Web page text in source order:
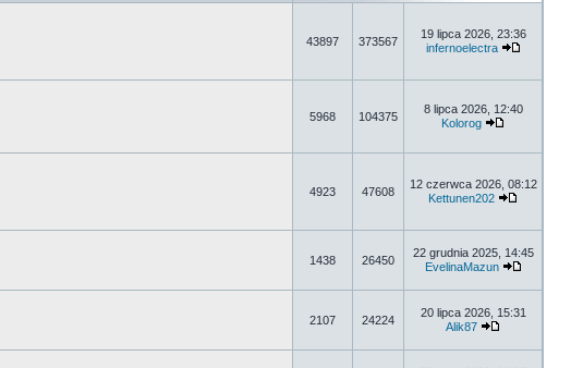
43897 373567
19 lipca 2026, 23:36
infernoelectra
5968 104375
8 lipca 2026, 12:40
Kolorog
4923 47608
12 czerwca 2026, 08:12
Kettunen202
1438 26450
22 grudnia 2025, 14:45
EvelinaMazun
2107 24224
20 lipca 2026, 15:31
Alik87